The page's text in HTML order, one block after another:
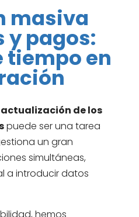
masiva
y pagos:
tiempo en
actualización de los
puede ser una tarea
un gran
simultáneas,
a introducir datos
hemos